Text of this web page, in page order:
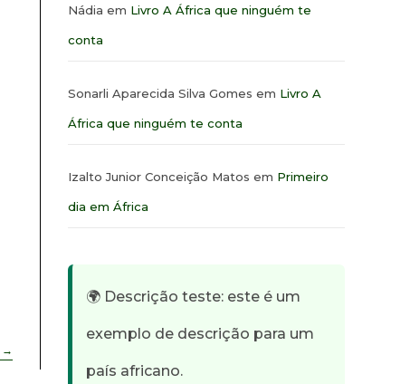
→
Nádia em Livro A África que ninguém te
conta
Sonarli Aparecida Silva Gomes em Livro A
África que ninguém te conta
Izalto Junior Conceição Matos em Primeiro
dia em África
🌍 Descrição teste: este é um
exemplo de descrição para um
país africano.